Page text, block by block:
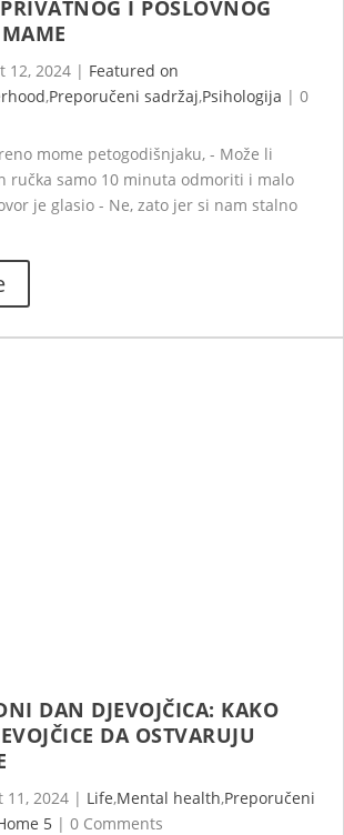
I POSLOVNOG
12, 2024 | Featured on
,Preporučeni sadržaj,Psihologija | 0
mome petogodišnjaku, - Može li
ručka samo 10 minuta odmoriti i malo
je glasio - Ne, zato jer si nam stalno
DAN DJEVOJČICA: KAKO
DA OSTVARUJU
11, 2024 | Life,Mental health,Preporučeni
5 | 0 Comments